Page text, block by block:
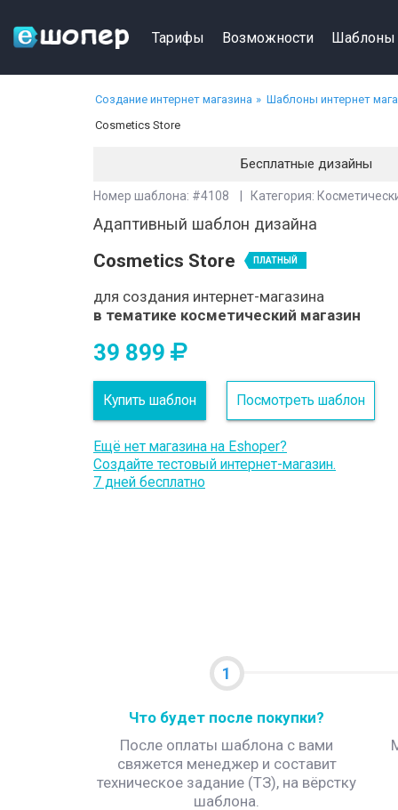
Тарифы Возможности Шаблоны
Создание интернет магазина
Шаблоны интернет
Cosmetics Store
Бесплатные дизайны
Номер шаблона: #4108 | Категория:
Адаптивный шаблон дизайна
Cosmetics Store ПЛАТНЫЙ
для создания интернет-магазина
в тематике косметический магазин
39 899
Купить шаблон Посмотреть шаблон
Ещё нет магазина на Eshoper?
Создайте тестовый интернет-магазин.
7 дней бесплатно
1
Что будет после покупки?
После оплаты шаблона с вами
свяжется менеджер и составит
техническое задание (ТЗ), на вёрстку
шаблона.